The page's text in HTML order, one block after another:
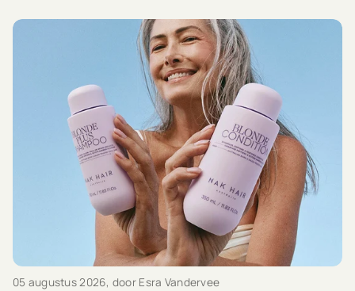
05 augustus 2026, door Esra Vandervee